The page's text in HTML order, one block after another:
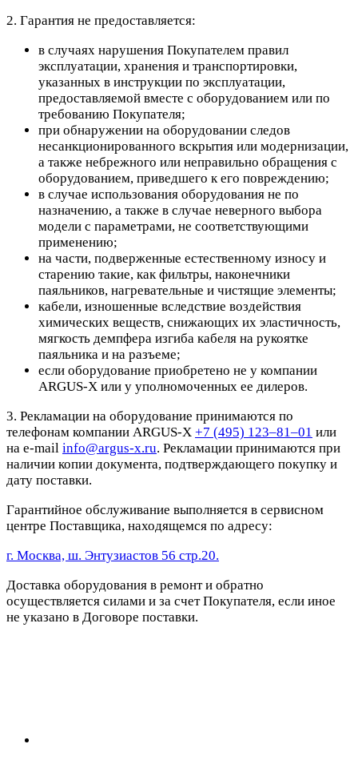
2. Гарантия не предоставляется:
в случаях нарушения Покупателем правил
эксплуатации, хранения и транспортировки,
указанных в инструкции по эксплуатации,
предоставляемой вместе с оборудованием или по
требованию Покупателя;
при обнаружении на оборудовании следов
несанкционированного вскрытия или модернизации,
а также небрежного или неправильно обращения с
оборудованием, приведшего к его повреждению;
в случае использования оборудования не по
назначению, а также в случае неверного выбора
модели с параметрами, не соответствующими
применению;
на части, подверженные естественному износу и
старению такие, как фильтры, наконечники
паяльников, нагревательные и чистящие элементы;
кабели, изношенные вследствие воздействия
химических веществ, снижающих их эластичность,
мягкость демпфера изгиба кабеля на рукоятке
паяльника и на разъеме;
если оборудование приобретено не у компании
ARGUS-X или у уполномоченных ее дилеров.
3. Рекламации на оборудование принимаются по
телефонам компании ARGUS-X +7 (495) 123–81–01 или
на e-mail info@argus-x.ru. Рекламации принимаются при
наличии копии документа, подтверждающего покупку и
дату поставки.
Гарантийное обслуживание выполняется в сервисном
центре Поставщика, находящемся по адресу:
г. Москва, ш. Энтузиастов 56 стр.20.
Доставка оборудования в ремонт и обратно
осуществляется силами и за счет Покупателя, если иное
не указано в Договоре поставки.